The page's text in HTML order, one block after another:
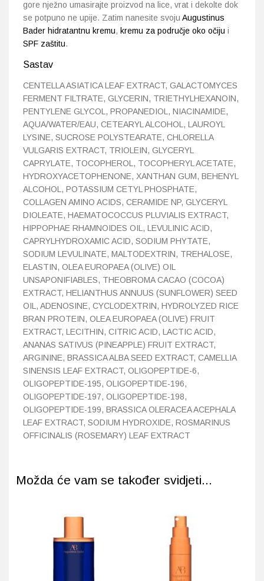
gore nježno umasirajte proizvod na lice, vrat i dekolte dok
se potpuno ne upije. Zatim nanesite svoju Augustinus
Bader hidratantnu kremu, kremu za područje oko očiju i
SPF zaštitu.
Sastav
CENTELLA ASIATICA LEAF EXTRACT, GALACTOMYCES
FERMENT FILTRATE, GLYCERIN, TRIETHYLHEXANOIN,
PENTYLENE GLYCOL, PROPANEDIOL, NIACINAMIDE,
AQUA/WATER/EAU, CETEARYL ALCOHOL, LAUROYL
LYSINE, SUCROSE POLYSTEARATE, CHLORELLA
VULGARIS EXTRACT, TRIOLEIN, GLYCERYL
CAPRYLATE, TOCOPHEROL, TOCOPHERYL ACETATE,
HYDROXYACETOPHENONE, XANTHAN GUM, BEHENYL
ALCOHOL, POTASSIUM CETYL PHOSPHATE,
COLLAGEN AMINO ACIDS, CERAMIDE NP, GLYCERYL
DIOLEATE, HAEMATOCOCCUS PLUVIALIS EXTRACT,
HIPPOPHAE RHAMNOIDES OIL, LEVULINIC ACID,
CAPRYLHYDROXAMIC ACID, SODIUM PHYTATE,
SODIUM LEVULINATE, MALTODEXTRIN, TREHALOSE,
ELASTIN, OLEA EUROPAEA (OLIVE) OIL
UNSAPONIFIABLES, THEOBROMA CACAO (COCOA)
EXTRACT, HELIANTHUS ANNUUS (SUNFLOWER) SEED
OIL, ADENOSINE, CYCLODEXTRIN, HYDROLYZED RICE
BRAN PROTEIN, OLEA EUROPAEA (OLIVE) FRUIT
EXTRACT, LECITHIN, CITRIC ACID, LACTIC ACID,
ANANAS SATIVUS (PINEAPPLE) FRUIT EXTRACT,
ARGININE, BRASSICA ALBA SEED EXTRACT, CAMELLIA
SINENSIS LEAF EXTRACT, OLIGOPEPTIDE-6,
OLIGOPEPTIDE-195, OLIGOPEPTIDE-196,
OLIGOPEPTIDE-197, OLIGOPEPTIDE-198,
OLIGOPEPTIDE-199, BRASSICA OLERACEA ACEPHALA
LEAF EXTRACT, SODIUM HYDROXIDE, ROSMARINUS
OFFICINALIS (ROSEMARY) LEAF EXTRACT
Možda će vam se također svidjeti...